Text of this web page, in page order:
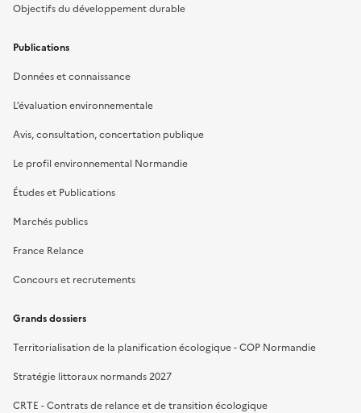
Objectifs du développement durable
Publications
Données et connaissance
L’évaluation environnementale
Avis, consultation, concertation publique
Le profil environnemental Normandie
Études et Publications
Marchés publics
France Relance
Concours et recrutements
Grands dossiers
Territorialisation de la planification écologique - COP Normandie
Stratégie littoraux normands 2027
CRTE - Contrats de relance et de transition écologique